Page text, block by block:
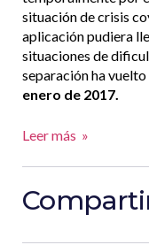
situación de crisis
aplicación pudiera
situaciones de
separación ha vuelto
enero de 2017.
Leer más »